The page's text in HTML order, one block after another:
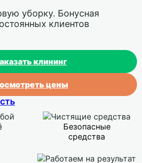
уборку. Бонусная
клиентов
клининг
цены
Безопасные
средства